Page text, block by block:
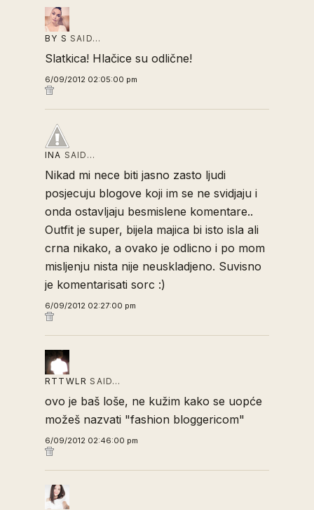
BY S SAID…
Slatkica! Hlačice su odlične!
6/09/2012 02:05:00 pm
INA SAID…
Nikad mi nece biti jasno zasto ljudi
posjecuju blogove koji im se ne svidjaju i
onda ostavljaju besmislene komentare..
Outfit je super, bijela majica bi isto isla ali
crna nikako, a ovako je odlicno i po mom
misljenju nista nije neuskladjeno. Suvisno
je komentarisati sorc :)
6/09/2012 02:27:00 pm
RTTWLR SAID…
ovo je baš loše, ne kužim kako se uopće
možeš nazvati "fashion bloggericom"
6/09/2012 02:46:00 pm